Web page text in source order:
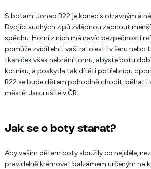
S botami Jonap B22 je konec s otravným a
Dvojici suchých zipů zvládnou zapnout
spěchu. Horní z nich má navíc bezpečností
pomůže zviditelnit vaši ratolest i v šeru nebo
tkaniček však nebrání tomu, abyste botu
kotníku, a poskytla tak dítěti potřebnou
B22 se bude dětem pohodlně chodit, běhat i
městě. Jsou ušité v ČR.
Jak se o boty starat?
Aby vašim dětem boty sloužily co nejdéle,
pravidelně krémovat balzámem určeným na